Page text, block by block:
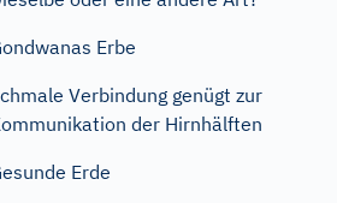
Erbe
Verbindung genügt zur
der Hirnhälften
Erde